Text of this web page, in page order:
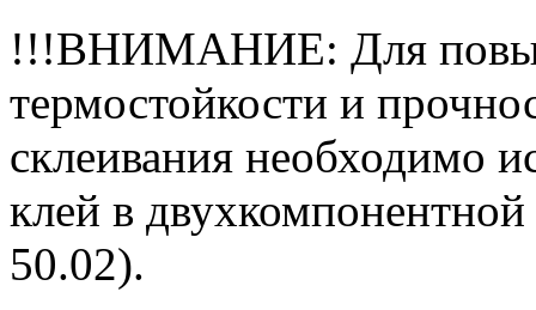
!!!ВНИМАНИЕ: Для
термостойкости и
склеивания необходимо
клей в
50.02).